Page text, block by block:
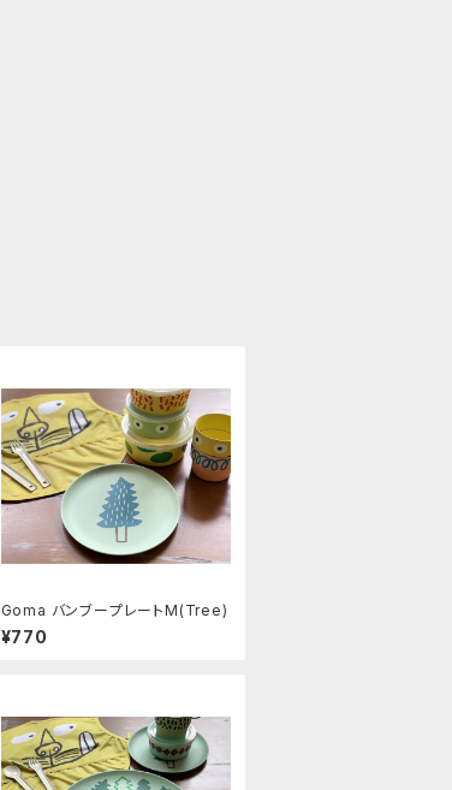
Goma バンブープレートM(Tree)
¥770